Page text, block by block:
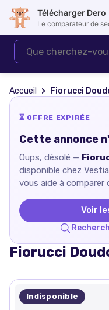
Accueil Fiorucci
⏳ OFFRE EXPIRÉE
Cette annonce
Oups, désolé —
disponible chez
vous aide à comparer
Voir
Fiorucci
Indisponible
Télécharger Dero
Le comparateur de